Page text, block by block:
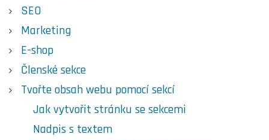
SEO
Marketing
E-shop
Členské sekce
Tvořte obsah webu pomocí sekcí
Jak vytvořit stránku se sekcemi
Nadpis s textem